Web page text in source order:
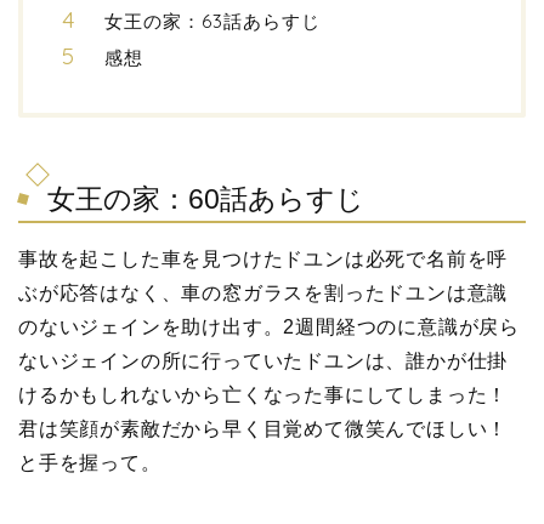
女王の家：63話あらすじ
感想
女王の家：60話あらすじ
事故を起こした車を見つけたドユンは必死で名前を呼
ぶが応答はなく、車の窓ガラスを割ったドユンは意識
のないジェインを助け出す。2週間経つのに意識が戻ら
ないジェインの所に行っていたドユンは、誰かが仕掛
けるかもしれないから亡くなった事にしてしまった！
君は笑顔が素敵だから早く目覚めて微笑んでほしい！
と手を握って。